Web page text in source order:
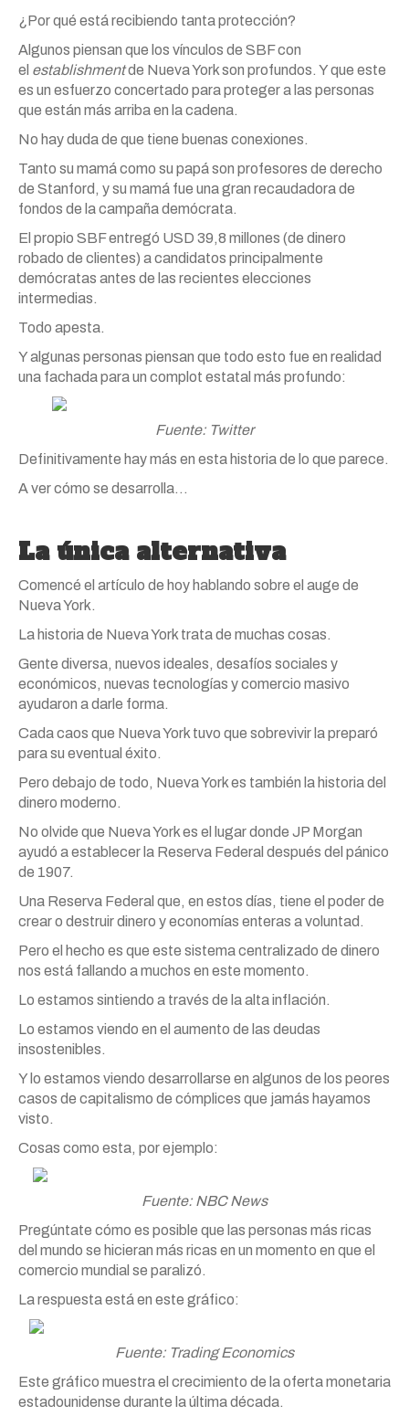
¿Por qué está recibiendo tanta protección?
Algunos piensan que los vínculos de SBF con
el establishmentde Nueva York son profundos. Y que este
es un esfuerzo concertado para proteger a las personas
que están más arriba en la cadena.
No hay duda de que tiene buenas conexiones.
Tanto su mamá como su papá son profesores de derecho
de Stanford, y su mamá fue una gran recaudadora de
fondos de la campaña demócrata.
El propio SBF entregó USD 39,8 millones (de dinero
robado de clientes) a candidatos principalmente
demócratas antes de las recientes elecciones
intermedias.
Todo apesta.
Y algunas personas piensan que todo esto fue en realidad
una fachada para un complot estatal más profundo:
Fuente: Twitter
Definitivamente hay más en esta historia de lo que parece.
A ver cómo se desarrolla…
La única alternativa
Comencé el artículo de hoy hablando sobre el auge de
Nueva York.
La historia de Nueva York trata de muchas cosas.
Gente diversa, nuevos ideales, desafíos sociales y
económicos, nuevas tecnologías y comercio masivo
ayudaron a darle forma.
Cada caos que Nueva York tuvo que sobrevivir la preparó
para su eventual éxito.
Pero debajo de todo, Nueva York es también la historia del
dinero moderno.
No olvide que Nueva York es el lugar donde JP Morgan
ayudó a establecer la Reserva Federal después del pánico
de 1907.
Una Reserva Federal que, en estos días, tiene el poder de
crear o destruir dinero y economías enteras a voluntad.
Pero el hecho es que este sistema centralizado de dinero
nos está fallando a muchos en este momento.
Lo estamos sintiendo a través de la alta inflación.
Lo estamos viendo en el aumento de las deudas
insostenibles.
Y lo estamos viendo desarrollarse en algunos de los peores
casos de capitalismo de cómplices que jamás hayamos
visto.
Cosas como esta, por ejemplo:
Fuente: NBC News
Pregúntate cómo es posible que las personas más ricas
del mundo se hicieran más ricas en un momento en que el
comercio mundial se paralizó.
La respuesta está en este gráfico:
Fuente: Trading Economics
Este gráfico muestra el crecimiento de la oferta monetaria
estadounidense durante la última década.